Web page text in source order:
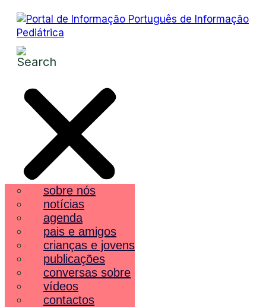
sobre nós
notícias
agenda
pais e amigos
crianças e jovens
publicações
conversas sobre
vídeos
contactos